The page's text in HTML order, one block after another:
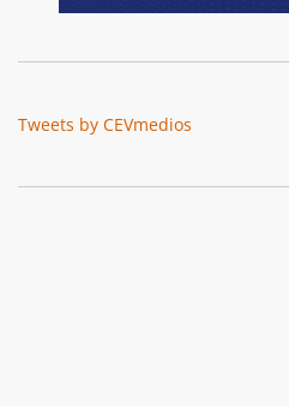
Tweets by CEVmedios